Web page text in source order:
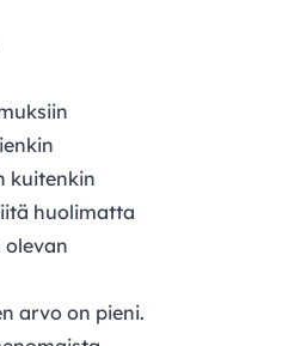
kuitenkin
huolimatta
olevan
arvo on pieni.